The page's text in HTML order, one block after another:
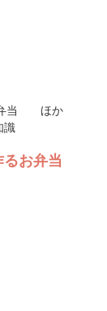
弁当 ほか
識
お弁当